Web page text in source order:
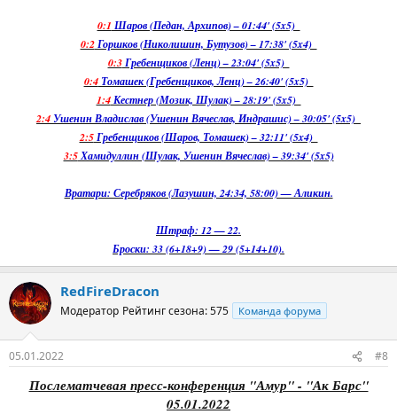
0:1 Шаров (Педан, Архипов) – 01:44' (5x5)
0:2Горшков (Николишин, Бутузов) – 17:38' (5x4)
0:3Гребенщиков (Ленц) – 23:04' (5x5)
0:4Томашек (Гребенщиков, Ленц) – 26:40' (5x5)
1:4Кестнер (Мозик, Шулак) – 28:19' (5x5)
2:4 Ушенин Владислав (Ушенин Вячеслав, Индрашис) – 30:05' (5x5)
2:5Гребенщиков (Шаров, Томашек) – 32:11' (5x4)
3:5Хамидуллин (Шулак, Ушенин Вячеслав) – 39:34' (5x5)
Вратари: Серебряков (Лазушин, 24:34, 58:00) — Аликин.
Штраф: 12 — 22.
Броски: 33 (6+18+9) — 29 (5+14+10).
RedFireDracon
Модератор Рейтинг сезона: 575 Команда форума
05.01.2022 #8
Послематчевая пресс-конференция "Амур" - "Ак Барс"
05.01.2022